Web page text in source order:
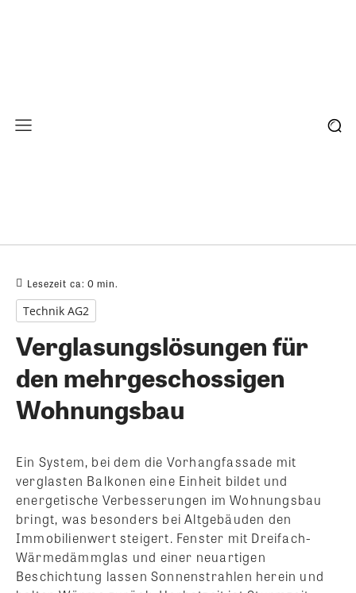
Lesezeit ca: 0 min.
Technik AG2
Verglasungslösungen für
den mehrgeschossigen
Wohnungsbau
Ein System, bei dem die Vorhangfassade mit
verglasten Balkonen eine Einheit bildet und
energetische Verbesserungen im Wohnungsbau
bringt, was besonders bei Altgebäuden den
Immobilienwert steigert. Fenster mit Dreifach-
Wärmedämmglas und einer neuartigen
Beschichtung lassen Sonnenstrahlen herein und